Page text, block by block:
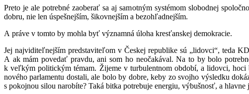
Preto je ale potrebné zaoberať sa aj samotným systémom slobodnej
dobru, nie len úspešnejším, šikovnejším a bezohľadnejším.
A práve v tomto by mohla byť významná úloha kresťanskej demokracie.
Jej najviditeľnejším predstaviteľom v Českej republike sú „lidovci“, teda
A ak mám povedať pravdu, ani som ho neočakával. Na to by bolo
k veľkým politickým témam. Žijeme v turbulentnom období, a lidovci, hoci
nového parlamentu dostali, ale bolo by dobre, keby zo svojho výsledku
s pokojnou silou narobíte? Taká bitka potrebuje energiu, výbušnosť, a